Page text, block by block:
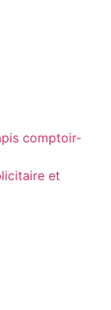
comptoir-
et